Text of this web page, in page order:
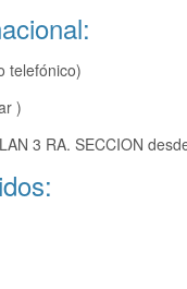
telefónico)
)
3 RA. SECCION